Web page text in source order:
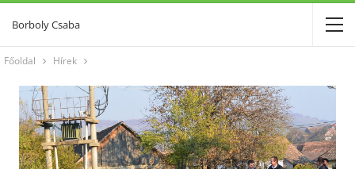
Borboly Csaba
Főoldal Hírek